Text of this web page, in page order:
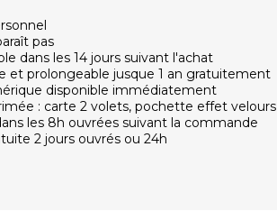
pas
dans les 14 jours suivant l'achat
et prolongeable jusque 1 an gratuitement
disponible immédiatement
: carte 2 volets, pochette effet velours
les 8h ouvrées suivant la commande
2 jours ouvrés ou 24h